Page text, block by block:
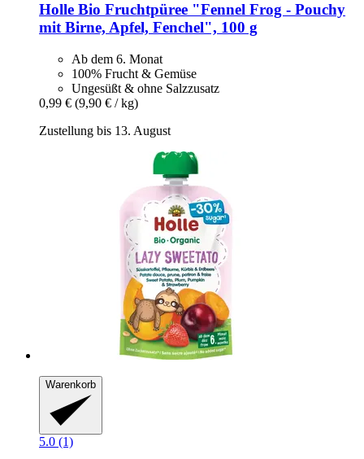
Holle Bio Fruchtpüree "Fennel Frog -​ Pouchy
mit Birne, Apfel, Fenchel", 100 g
Ab dem 6. Monat
100% Frucht & Gemüse
Ungesüßt & ohne Salzzusatz
0,99 € (9,90 € / kg)
Zustellung bis 13. August
Warenkorb
5.0 (1)